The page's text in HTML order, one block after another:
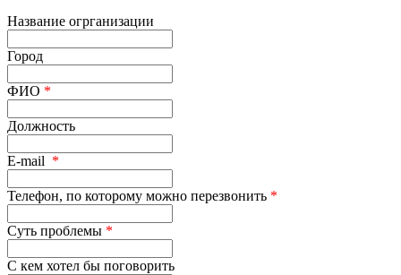
Название огрганизации
Город
ФИО *
Должность
E-mail *
Телефон, по которому можно перезвонить *
Суть проблемы *
С кем хотел бы поговорить